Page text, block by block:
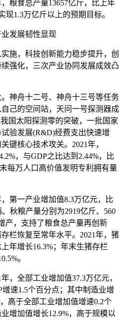
粮食总产量13657亿斤，比上年
现1.3万亿斤以上的预期目标。
发展韧性显现
施，科技创新能力稳步提升，创
强化，三次产业协同发展成效凸
神舟十二号、神舟十三号等任务
己的空间站，天问一号探测器成
国太阳探测零的突破，一批国家
验发展(R&D)经费支出快速增
键核心技术攻关。2021年，
，与GDP之比达到2.44%，比
每万人口高价值发明专利拥有量
第一产业增加值8.3万亿元，比
、秋粮产量分别为2919亿斤、560
产，支持了粮食总产量再创新
栏恢复至常年水平。2021年，猪
年增长16.3%；年末生猪存栏
。
，全部工业增加值37.3万亿元，
增速1.5个百分点；其中制造业增
高于全部工业增加值增速0.2个
增加值增长12.9%，高于规模以